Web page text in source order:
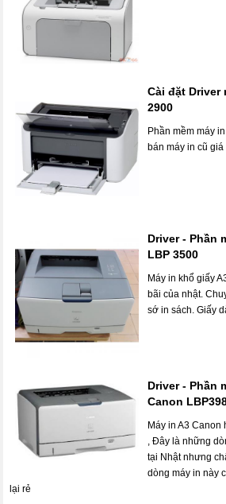
Cài đặt Driver
2900
Phần mềm máy
bán máy in cũ giá
Driver - Phần
LBP 3500
Máy in khổ giấy
bãi của nhật.
sớ in sách. Giấy
Driver - Phần
Canon
Máy in A3 Canon
, Đây là những
tại Nhật nhưng
dòng máy in này
lại rẻ